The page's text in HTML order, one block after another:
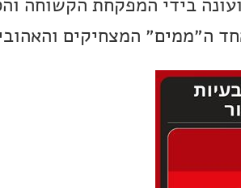
בידי המפקחת הקשוחה
ה״ממים״ המצחיקים